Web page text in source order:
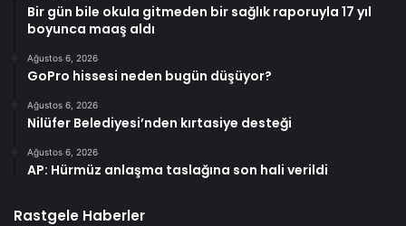
Bir gün bile okula gitmeden bir sağlık raporuyla 17 yıl
boyunca maaş aldı
Ağustos 6, 2026
GoPro hissesi neden bugün düşüyor?
Ağustos 6, 2026
Nilüfer Belediyesi’nden kırtasiye desteği
Ağustos 6, 2026
AP: Hürmüz anlaşma taslağına son hali verildi
Rastgele Haberler